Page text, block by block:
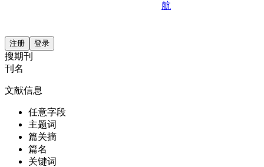
航
注册 登录
搜期刊
刊名
文献信息
任意字段
主题词
篇关摘
篇名
关键词